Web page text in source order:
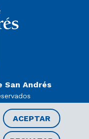
ACEPTAR
San Andrés
07